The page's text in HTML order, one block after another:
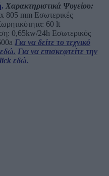
Χαρακτηριστικά Ψυγείου:
805 mm Εσωτερικές
60 lt
0,65kw/24h Εσωτερικός
Για να δείτε το τεχνικό
Για να επισκεφτείτε την
εδώ.